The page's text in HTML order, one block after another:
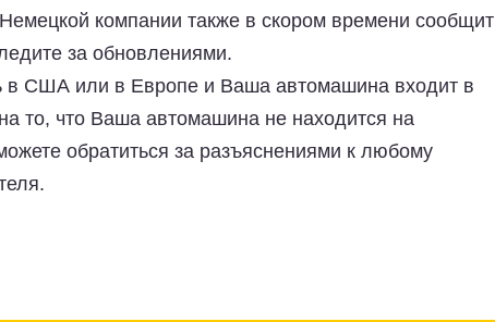
компании также в скором времени сообщит
за обновлениями.
в США или в Европе и Ваша автомашина входит в
то, что Ваша автомашина не находится на
обратиться за разъяснениями к любому